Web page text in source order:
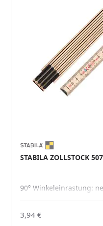
STABILA ZOLLSTOCK
90° Winkeleinrastung:
3,94 €